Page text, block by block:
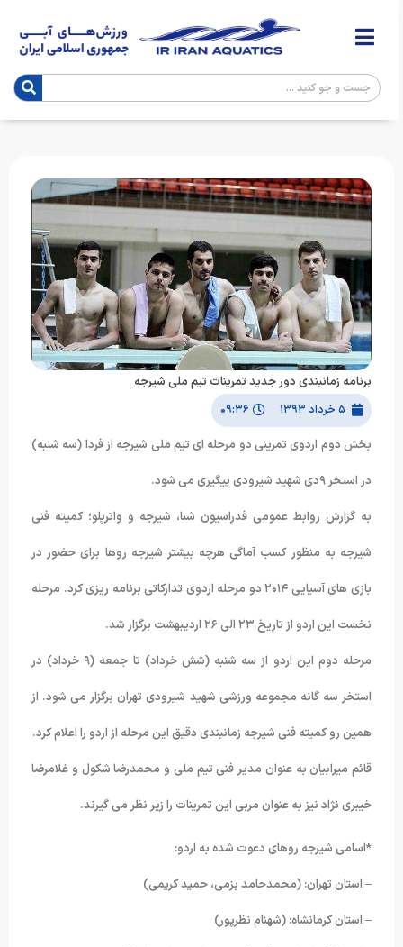
برنامه زمانبندی دور جدید تمرینات تیم ملی شیرجه
۵ خرداد ۱۳۹۳ ۰۹:۳۶
بخش دوم اردوی تمرینی دو مرحله ای تیم ملی شیرجه از فردا (سه شنبه)
در استخر ۹دی شهید شیرودی پیگیری می شود.
به گزارش روابط عمومی فدراسیون شنا، شیرجه و واترپلو؛ کمیته فنی
شیرجه به منظور کسب آماگی هرچه بیشتر شیرجه روها برای حضور در
بازی های آسیایی ۲۰۱۴ دو مرحله اردوی تدارکاتی برنامه ریزی کرد. مرحله
نخست این اردو از تاریخ ۲۳ الی ۲۶ اردیبهشت برگزار شد.
مرحله دوم این اردو از سه شنبه (شش خرداد) تا جمعه (۹ خرداد) در
استخر سه گانه مجموعه ورزشی شهید شیرودی تهران برگزار می شود. از
همین رو کمیته فنی شیرجه زمانبندی دقیق این مرحله از اردو را اعلام کرد.
قائم میرابیان به عنوان مدیر فنی تیم ملی و محمدرضا شکول و غلامرضا
خیبری نژاد نیز به عنوان مربی این تمرینات را زیر نظر می گیرند.
*اسامی شیرجه روهای دعوت شده به اردو:
– استان تهران: (محمدحامد بزمی، حمید کریمی)
– استان کرمانشاه: (شهنام نظرپور)